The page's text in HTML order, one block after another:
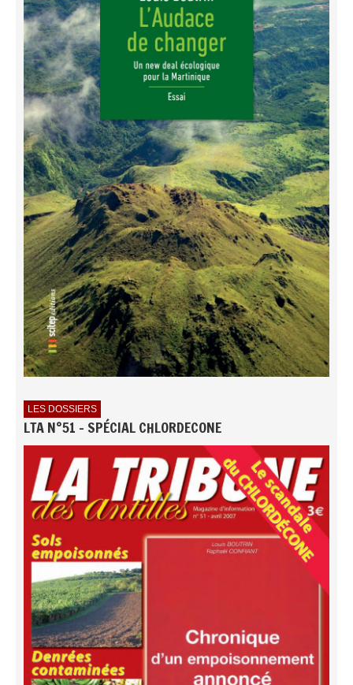
LES DOSSIERS
LTA N°51 - SPÉCIAL CHLORDECONE